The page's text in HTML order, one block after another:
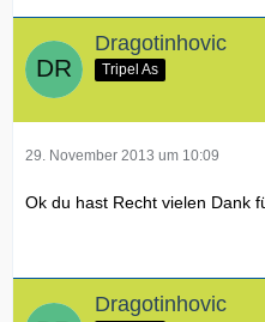
Dragotinhovic
Tripel As
29. November 2013 um 10:09
Ok du hast Recht vielen Dank
Dragotinhovic